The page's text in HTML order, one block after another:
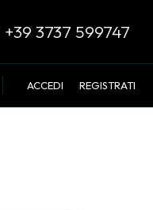
+39 3737 599747
ACCEDI REGISTRATI